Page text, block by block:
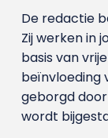
De redactie
Zij werken in
basis van
beïnvloeding
geborgd
wordt